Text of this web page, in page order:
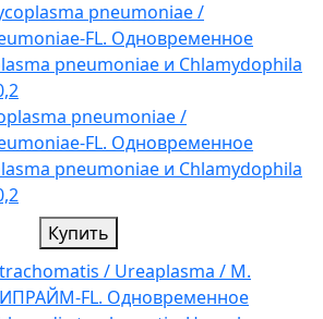
pneumoniae /
FL. Одновременное
pneumoniae и Chlamydophila
Купить